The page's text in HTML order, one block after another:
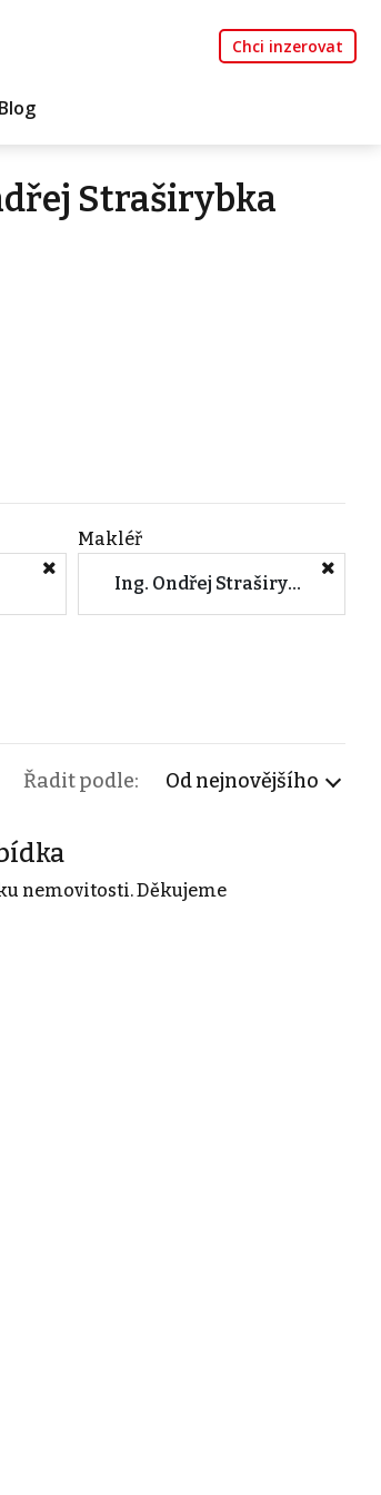
Chci inzerovat
Blog
Straširybka
Makléř
Ing. Ondřej Straširybka (Local Property, s.r.o.)
Řadit podle: Od nejnovějšího
nemovitosti. Děkujeme